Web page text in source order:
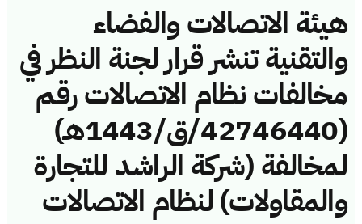
هيئة الاتصالات والفضاء
والتقنية تنشر قرار لجنة النظر في
مخالفات نظام الاتصالات رقم
(42746440/ق/1443هـ)
لمخالفة (شركة الراشد للتجارة
والمقاولات) لنظام الاتصالات